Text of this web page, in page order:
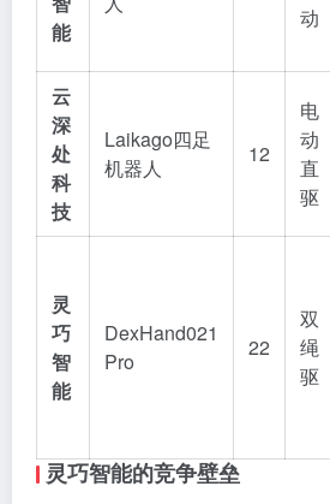
能
动
云
深
处
科
技
Laikago四足
机器人
12
电
动
直
驱
灵
巧
智
能
DexHand021
Pro
22
双
绳
驱
灵巧智能的竞争壁垒